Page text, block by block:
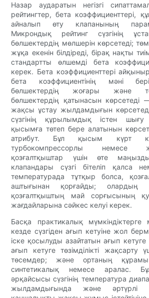
Назар аударатын негізгі
рейтингтер, бета коэффициенттері,
айналып өту клапанының
Микрондық рейтинг сүзгінің
бөлшектердің мөлшерін көрсетеді;
жұқа екенін білдіреді, бірақ нақты
стандартты өлшемді бета
керек. Бета коэффициенттері
бета коэффициентінің мәні
бөлшектердің жоғары және
бөлшектердің қатынасын
жақсы ұстау жылдамдығын көрсетеді.
сүзгінің құрылымдық істен
қысымға төтеп бере алатынын
атрибут. Бұл қысым күрт
турбокомпрессорлы немесе
қозғалтқыштар үшін өте
клапандары сүзгі бітеліп қалса
температурада тұтқыр болса,
аштығынан қорғайды;
қозғалтқыштың май сорғысының
жағдайларына сәйкес келуі керек.
Басқа практикалық мүмкіндіктерге
кезде сүзгіден ағып кетуіне жол
іске қосылуды азайтатын ағып
ағып кетуге төзімділікті жақсарту
төсемдер; және ортаның
синтетикалық немесе аралас.
әрқайсысы сүзгінің температура
жылдамдығында және әртүрлі